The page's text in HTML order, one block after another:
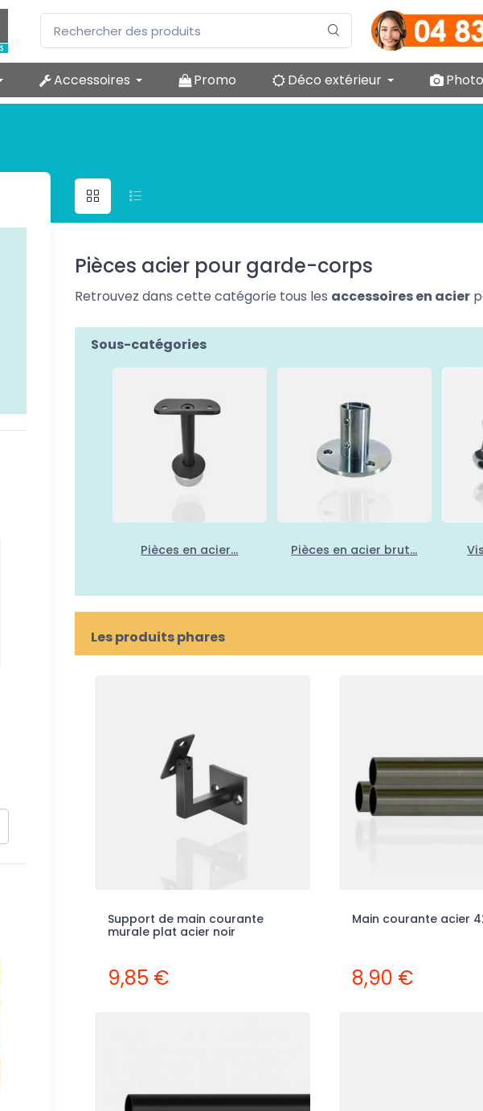
Accessoires Promo Déco extérieur
-30%
Pièces acier pour garde-corps
Retrouvez dans cette catégorie tous les accessoires en acier
Sous-catégories
Pièces en acier... Pièces en acier brut...
Les produits phares
Support de main courante
murale plat acier noir
9,85 €
Main courante acier
8,90 €